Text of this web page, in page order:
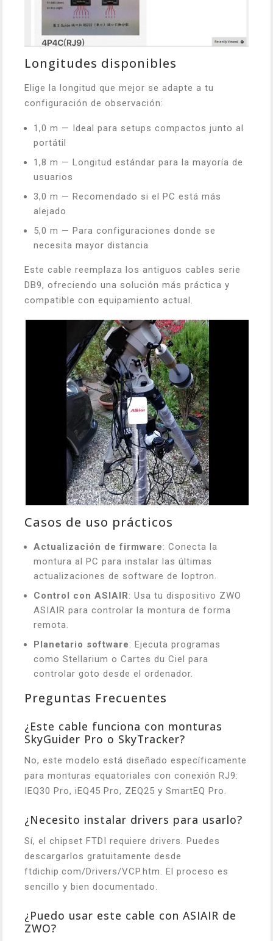
Longitudes disponibles
Elige la longitud que mejor se adapte a tu
configuración de observación:
1,0 m — Ideal para setups compactos junto al
portátil
1,8 m — Longitud estándar para la mayoría de
usuarios
3,0 m — Recomendado si el PC está más
alejado
5,0 m — Para configuraciones donde se
necesita mayor distancia
Este cable reemplaza los antiguos cables serie
DB9, ofreciendo una solución más práctica y
compatible con equipamiento actual.
Casos de uso prácticos
Actualización de firmware: Conecta la
montura al PC para instalar las últimas
actualizaciones de software de Ioptron.
Control con ASIAIR: Usa tu dispositivo ZWO
ASIAIR para controlar la montura de forma
remota.
Planetario software: Ejecuta programas
como Stellarium o Cartes du Ciel para
controlar goto desde el ordenador.
Preguntas Frecuentes
¿Este cable funciona con monturas
SkyGuider Pro o SkyTracker?
No, este modelo está diseñado específicamente
para monturas equatoriales con conexión RJ9:
IEQ30 Pro, iEQ45 Pro, ZEQ25 y SmartEQ Pro.
¿Necesito instalar drivers para usarlo?
Sí, el chipset FTDI requiere drivers. Puedes
descargarlos gratuitamente desde
ftdichip.com/Drivers/VCP.htm. El proceso es
sencillo y bien documentado.
¿Puedo usar este cable con ASIAIR de
ZWO?